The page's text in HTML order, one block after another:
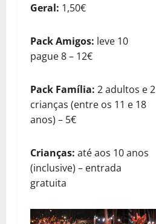
Geral: 1,50€
Pack Amigos: leve 10
pague 8 – 12€
Pack Família: 2 adultos e 2
crianças (entre os 11 e 18
anos) – 5€
Crianças: até aos 10 anos
(inclusive) – entrada
gratuita